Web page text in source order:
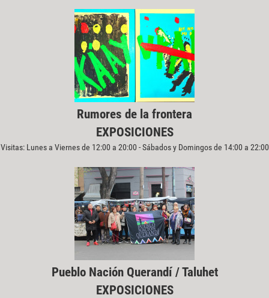
Rumores de la frontera
EXPOSICIONES
Visitas: Lunes a Viernes de 12:00 a 20:00 - Sábados y Domingos de 14:00 a 22:00
Pueblo Nación Querandí / Taluhet
EXPOSICIONES